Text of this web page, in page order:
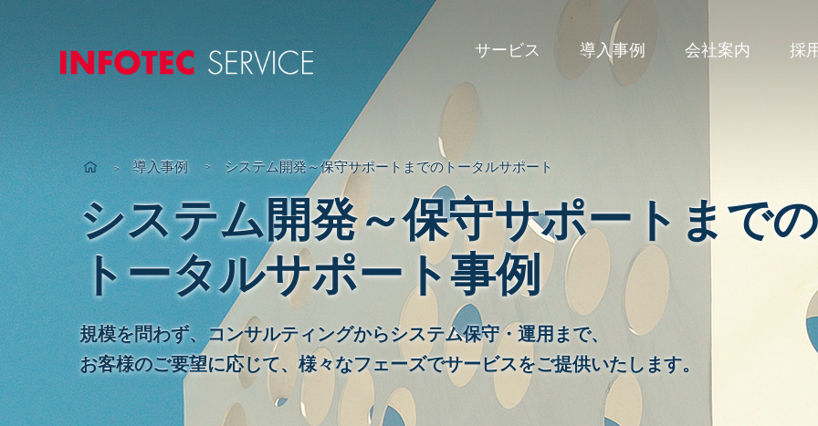
INFOTEC SERVICE
サービス 導入事例 会社案内 採
導入事例 システム開発～保守サポートまでのトータルサポート
システム開発～保守サポートまでの
トータルサポート事例
規模を問わず、コンサルティングからシステム保守・運用まで、
お客様のご要望に応じて、様々なフェーズでサービスをご提供いたします。